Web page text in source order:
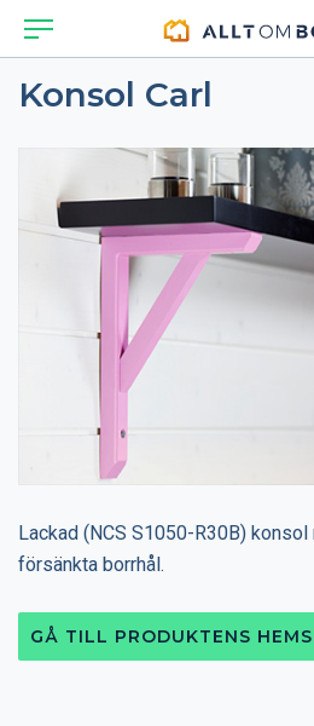
Konsol Carl
Lackad (NCS S1050-R30B)
försänkta borrhål.
GÅ TILL PRODUKTENS